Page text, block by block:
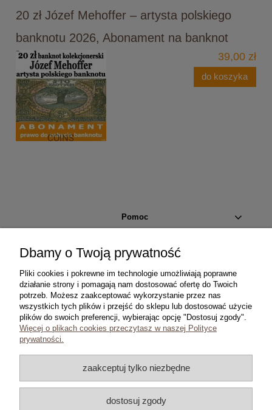
20 zł Józef Mehoffer – artysta polskiego
banknotu 2026, Abonament na banknot
39,00 zł
do koszyka
Pomoc
Moje konto
Płatności i dostawa
Informacje
Dbamy o Twoją prywatność
Pliki cookies i pokrewne im technologie umożliwiają poprawne
działanie strony i pomagają nam dostosować ofertę do Twoich
potrzeb. Możesz zaakceptować wykorzystanie przez nas
wszystkich tych plików i przejść do sklepu lub dostosować użycie
plików do swoich preferencji, wybierając opcję "Dostosuj zgody".
Więcej o plikach cookies przeczytasz w naszej Polityce
prywatności.
zaakceptuj tylko niezbędne
dostosuj zgody